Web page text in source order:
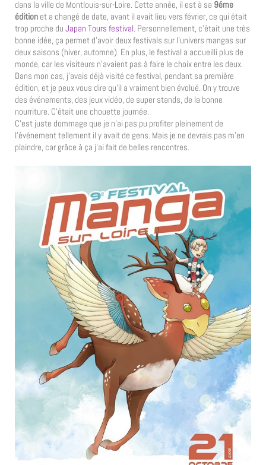
dans la ville de Montlouis-sur-Loire. Cette année, il est à sa 9éme
édition et a changé de date, avant il avait lieu vers février, ce qui était
trop proche du Japan Tours festival . Personnellement, c’était une très
bonne idée, ça permet d’avoir deux festivals sur l’univers mangas sur
deux saisons (hiver, automne). En plus, le festival a accueilli plus de
monde, car les visiteurs n’avaient pas à faire le choix entre les deux.
Dans mon cas, j’avais déjà visité ce festival, pendant sa première
édition, et je peux vous dire qu’il a vraiment bien évolué. On y trouve
des événements, des jeux vidéo, de super stands, de la bonne
nourriture. C’était une chouette journée.
C’est juste dommage que je n’ai pas pu profiter pleinement de
l’événement tellement il y avait de gens. Mais je ne devrais pas m’en
plaindre, car grâce à ça j’ai fait de belles rencontres.